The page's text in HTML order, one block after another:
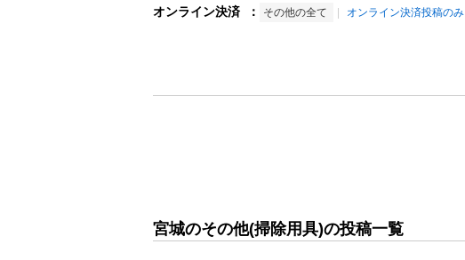
オンライン決済 ： その他の全て オンライン決済投稿のみ
宮城のその他(掃除用具)の投稿一覧